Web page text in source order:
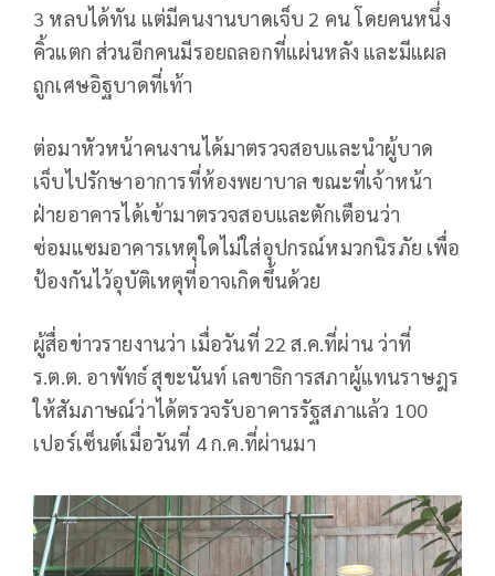
3 หลบได้ทัน แต่มีคนงานบาดเจ็บ 2 คน โดยคนหนึ่ง
คิ้วแตก ส่วนอีกคนมีรอยถลอกที่แผ่นหลัง และมีแผล
ถูกเศษอิฐบาดที่เท้า
ต่อมาหัวหน้าคนงานได้มาตรวจสอบและนำผู้บาด
เจ็บไปรักษาอาการที่ห้องพยาบาล ขณะที่เจ้าหน้า
ฝ่ายอาคารได้เข้ามาตรวจสอบและตักเตือนว่า
ซ่อมแซมอาคารเหตุใดไม่ใส่อุปกรณ์หมวกนิรภัย เพื่อ
ป้องกันไว้อุบัติเหตุที่อาจเกิดขึ้นด้วย
ผู้สื่อข่าวรายงานว่า เมื่อวันที่ 22 ส.ค.ที่ผ่าน ว่าที่
ร.ต.ต. อาพัทธ์ สุขะนันท์ เลขาธิการสภาผู้แทนราษฎร
ให้สัมภาษณ์ว่าได้ตรวจรับอาคารรัฐสภาแล้ว 100
เปอร์เซ็นต์เมื่อวันที่ 4 ก.ค.ที่ผ่านมา